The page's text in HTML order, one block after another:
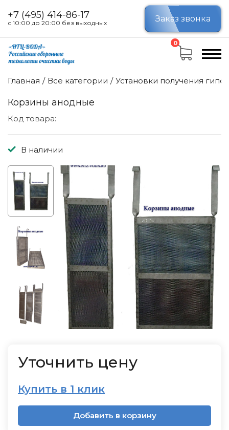
+7 (495) 414-86-17
с 10:00 до 20:00 без выходных Заказ звонка
0
Главная Все категории Установки получения
Корзины анодные
Код товара:
В наличии
Уточнить цену
Купить в 1 клик
Добавить в корзину